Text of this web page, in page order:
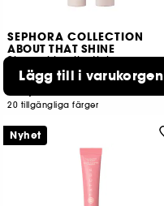
SEPHORA COLLECTION
ABOUT THAT SHINE
Sheer shine lipstick
55
189,00 KR
20 tillgängliga färger
Lägg till i varukorgen
Nyhet